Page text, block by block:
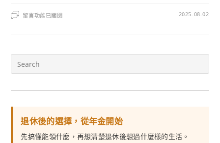
留言功能已關閉 2025-08-02
退休後的選擇，從年金開始
先搞懂能領什麼，再想清楚退休後想過什麼樣的生活。